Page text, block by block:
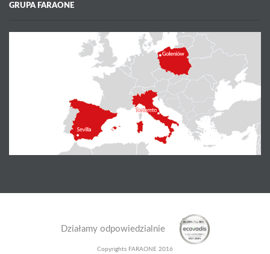
GRUPA FARAONE
Działamy odpowiedzialnie
Copyrights FARAONE 2016